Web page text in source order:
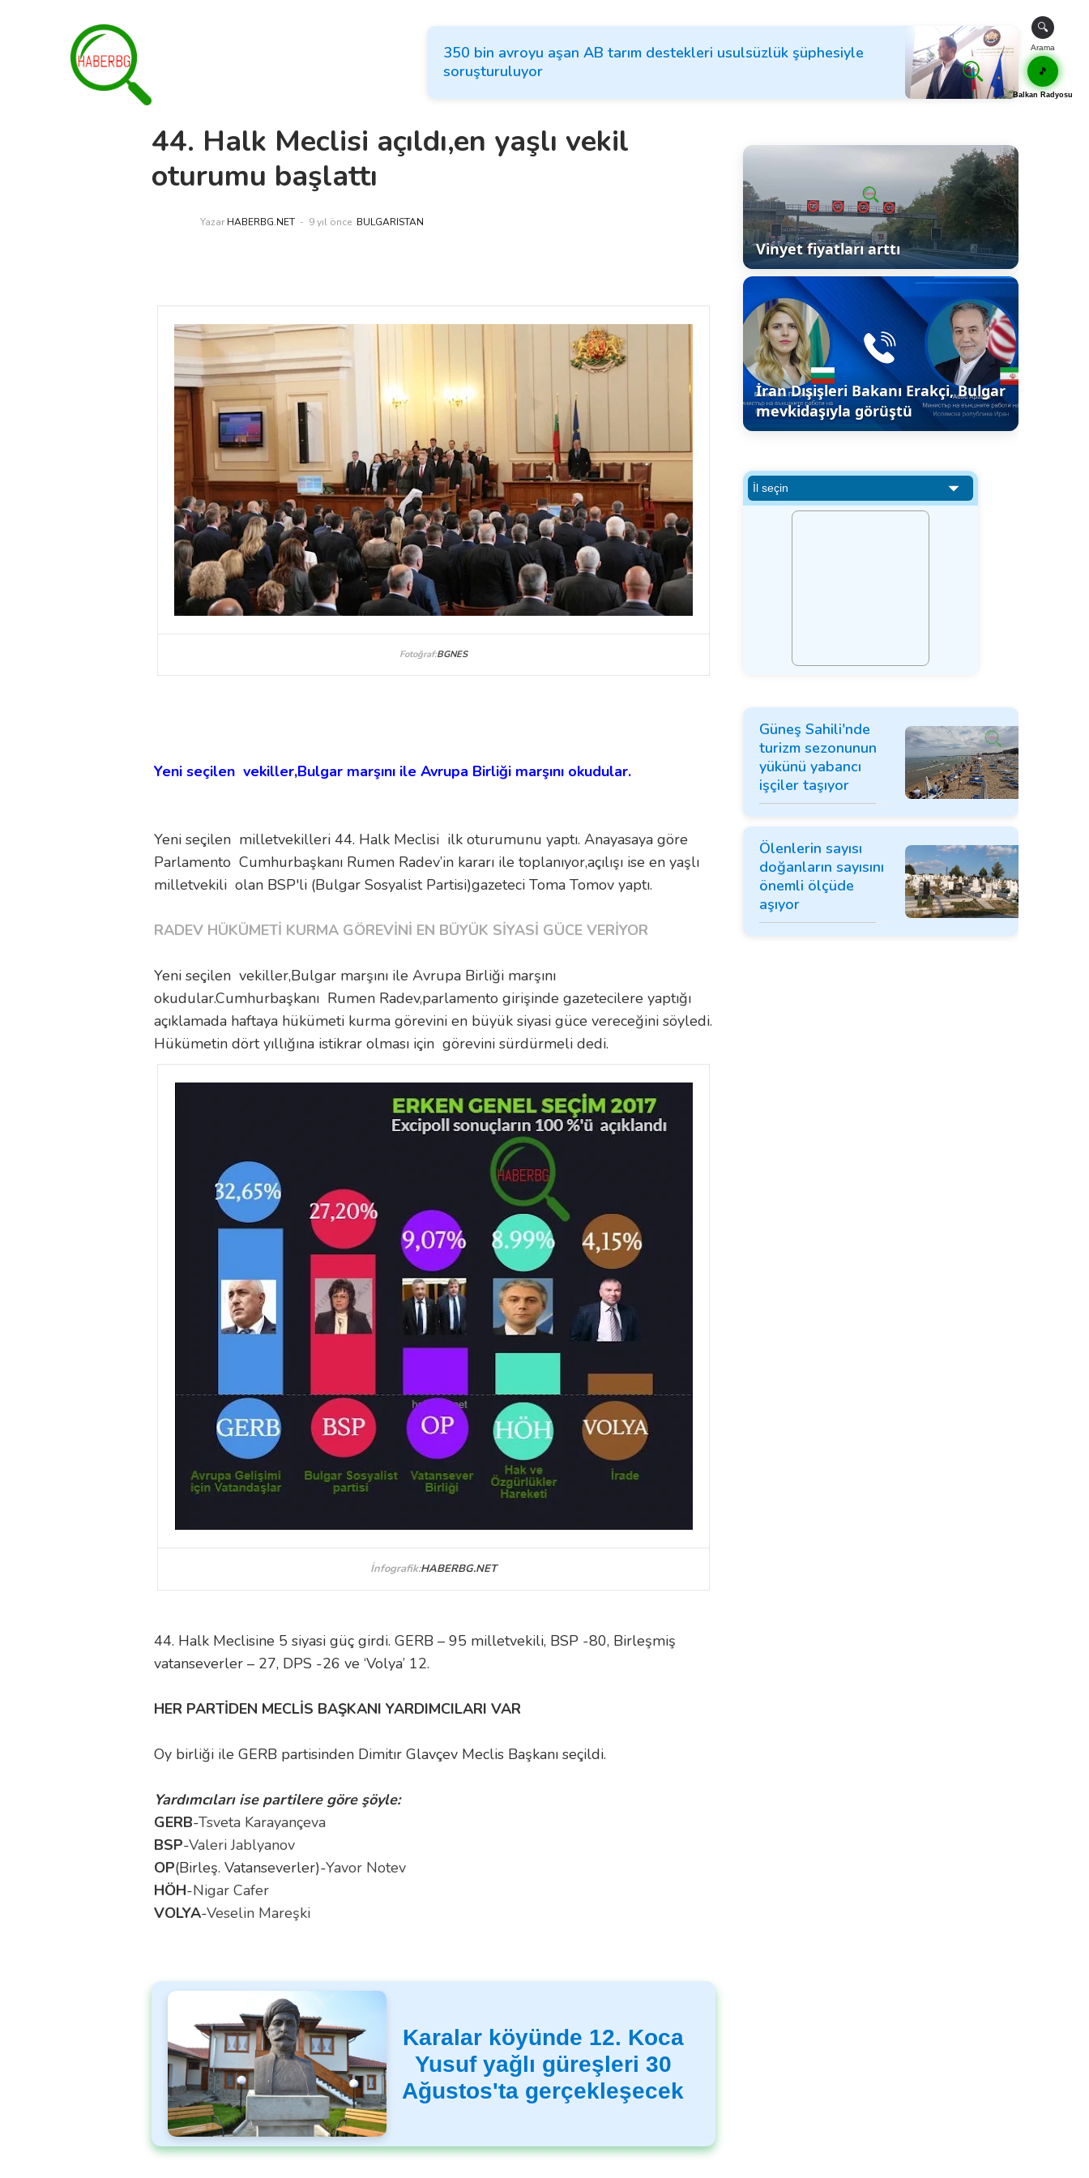
350 bin avroyu aşan AB tarım destekleri usulsüzlük şüphesiyle
soruşturuluyor
44. Halk Meclisi açıldı,en yaşlı vekil
oturumu başlattı
Yazar HABERBG.NET 9 yıl önce BULGARISTAN
Fotoğraf:BGNES
Yeni seçilen vekiller,Bulgar marşını ile Avrupa Birliği marşını okudular.
Yeni seçilen milletvekilleri 44. Halk Meclisi ilk oturumunu yaptı. Anayasaya göre
Parlamento Cumhurbaşkanı Rumen Radev’in kararı ile toplanıyor,açılışı ise en yaşlı
milletvekili olan BSP'li (Bulgar Sosyalist Partisi)gazeteci Toma Tomov yaptı.
RADEV HÜKÜMETİ KURMA GÖREVİNİ EN BÜYÜK SİYASİ GÜCE VERİYOR
Yeni seçilen vekiller,Bulgar marşını ile Avrupa Birliği marşını
okudular.Cumhurbaşkanı Rumen Radev,parlamento girişinde gazetecilere yaptığı
açıklamada haftaya hükümeti kurma görevini en büyük siyasi güce vereceğini söyledi.
Hükümetin dört yıllığına istikrar olması için görevini sürdürmeli dedi.
İnfografik:HABERBG.NET
44. Halk Meclisine 5 siyasi güç girdi. GERB – 95 milletvekili, BSP -80, Birleşmiş
vatanseverler – 27, DPS -26 ve ‘Volya’ 12.
HER PARTİDEN MECLİS BAŞKANI YARDIMCILARI VAR
Oy birliği ile GERB partisinden Dimitır Glavçev Meclis Başkanı seçildi.
Yardımcıları ise partilere göre şöyle:
GERB-Tsveta Karayançeva
BSP-Valeri Jablyanov
OP(Birleş. Vatanseverler)-Yavor Notev
HÖH-Nigar Cafer
VOLYA-Veselin Mareşki
Karalar köyünde 12. Koca
Yusuf yağlı güreşleri 30
Ağustos'ta gerçekleşecek
Vinyet fiyatları arttı
İran Dışişleri Bakanı Erakçi, Bulgar
mevkidaşıyla görüştü
Güneş Sahili'nde
turizm sezonunun
yükünü yabancı
işçiler taşıyor
Ölenlerin sayısı
doğanların sayısını
önemli ölçüde
aşıyor
🔍
Arama
🎵
Balkan Radyosu